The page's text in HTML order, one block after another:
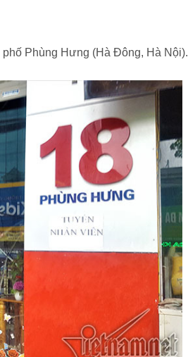
Phùng Hưng (Hà Đông, Hà Nội).